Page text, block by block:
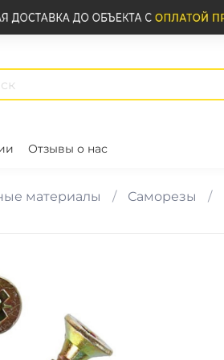
Отзывы о нас
материалы Саморезы